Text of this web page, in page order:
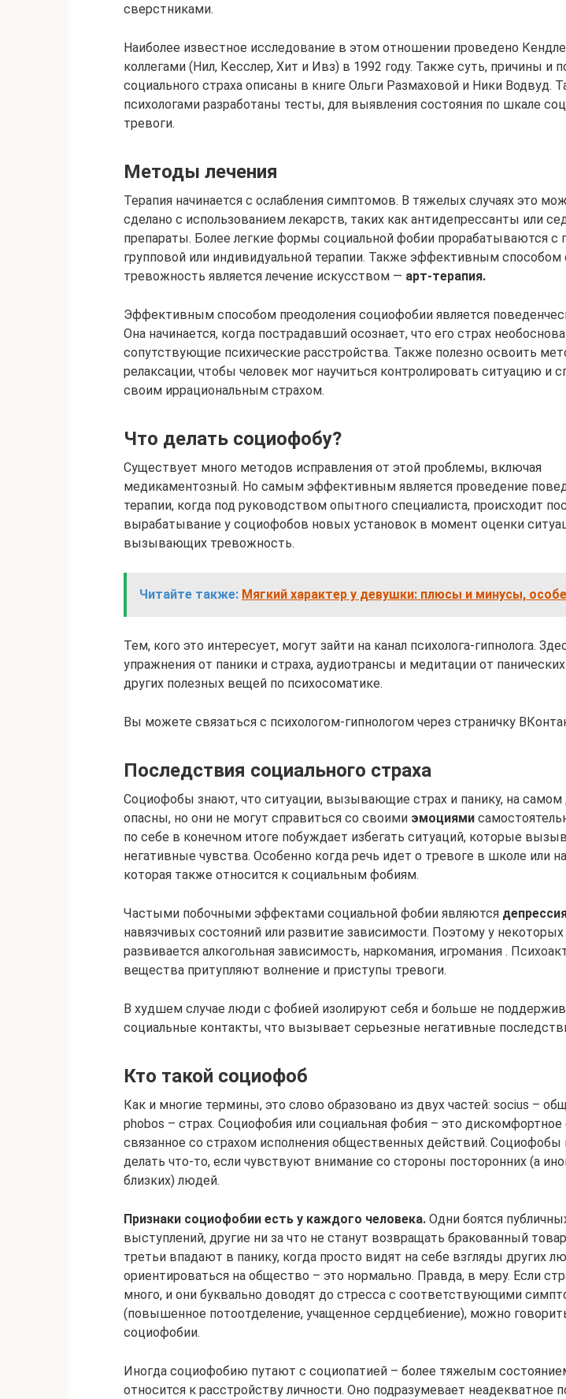
сверстниками.
Наиболее известное исследование в этом отношении проведено
коллегами (Нил, Кесслер, Хит и Ивз) в 1992 году. Также суть, причины и
социального страха описаны в книге Ольги Размаховой и Ники Водвуд.
психологами разработаны тесты, для выявления состояния по шкале
тревоги.
Методы лечения
Терапия начинается с ослабления симптомов. В тяжелых случаях это
сделано с использованием лекарств, таких как антидепрессанты или
препараты. Более легкие формы социальной фобии прорабатываются с
групповой или индивидуальной терапии. Также эффективным способом
тревожность является лечение искусством — арт-терапия.
Эффективным способом преодоления социофобии является
Она начинается, когда пострадавший осознает, что его страх
сопутствующие психические расстройства. Также полезно освоить
релаксации, чтобы человек мог научиться контролировать ситуацию и
своим иррациональным страхом.
Что делать социофобу?
Существует много методов исправления от этой проблемы, включая
медикаментозный. Но самым эффективным является проведение
терапии, когда под руководством опытного специалиста, происходит
вырабатывание у социофобов новых установок в момент оценки
вызывающих тревожность.
Читайте также: Мягкий характер у девушки: плюсы и минусы,
Тем, кого это интересует, могут зайти на канал психолога-гипнолога.
упражнения от паники и страха, аудиотрансы и медитации от
других полезных вещей по психосоматике.
Вы можете связаться с психологом-гипнологом через страничку
Последствия социального страха
Социофобы знают, что ситуации, вызывающие страх и панику, на самом
опасны, но они не могут справиться со своими эмоциями
по себе в конечном итоге побуждает избегать ситуаций, которые
негативные чувства. Особенно когда речь идет о тревоге в школе или
которая также относится к социальным фобиям.
Частыми побочными эффектами социальной фобии являются
навязчивых состояний или развитие зависимости. Поэтому у
развивается алкогольная зависимость, наркомания, игромания .
вещества притупляют волнение и приступы тревоги.
В худшем случае люди с фобией изолируют себя и больше не
социальные контакты, что вызывает серьезные негативные
Кто такой социофоб
Как и многие термины, это слово образовано из двух частей: socius –
phobos – страх. Социофобия или социальная фобия – это дискомфортное
связанное со страхом исполнения общественных действий. Социофобы
делать что-то, если чувствуют внимание со стороны посторонних (а
близких) людей.
Признаки социофобии есть у каждого человека. Одни боятся
выступлений, другие ни за что не станут возвращать бракованный
третьи впадают в панику, когда просто видят на себе взгляды других
ориентироваться на общество – это нормально. Правда, в меру. Если
много, и они буквально доводят до стресса с соответствующими
(повышенное потоотделение, учащенное сердцебиение), можно
социофобии.
Иногда социофобию путают с социопатией – более тяжелым
относится к расстройству личности. Оно подразумевает неадекватное